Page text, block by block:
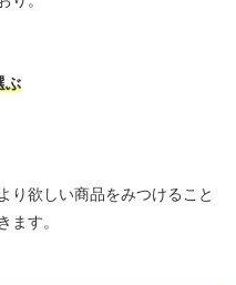
ぶ
り欲しい商品をみつけること
ます。